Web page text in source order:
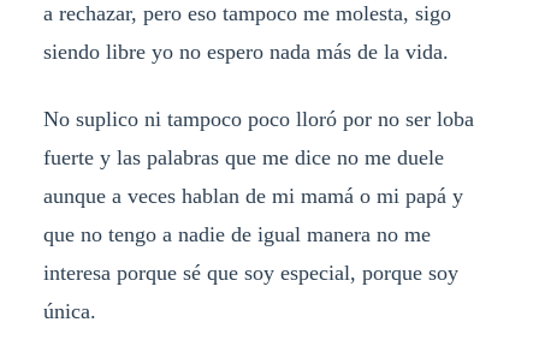
a rechazar, pero eso tampoco me molesta, sigo
siendo libre yo no espero nada más de la vida.
No suplico ni tampoco poco lloró por no ser loba
fuerte y las palabras que me dice no me duele
aunque a veces hablan de mi mamá o mi papá y
que no tengo a nadie de igual manera no me
interesa porque sé que soy especial, porque soy
única.